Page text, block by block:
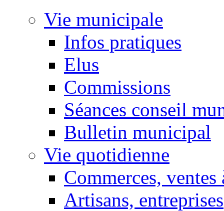
Vie municipale
Infos pratiques
Elus
Commissions
Séances conseil
Bulletin municipal
Vie quotidienne
Commerces, ventes
Artisans, entreprises